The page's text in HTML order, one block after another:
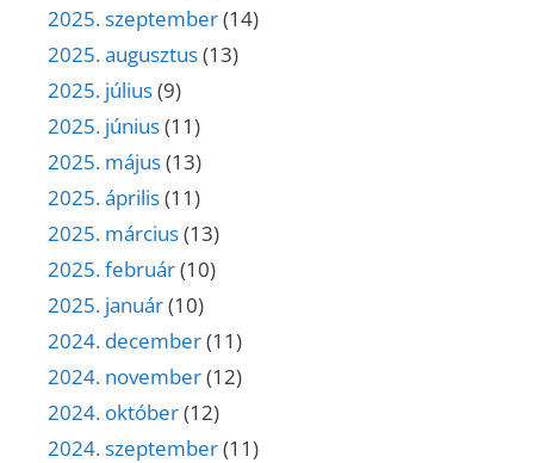
2025. szeptember(14)
2025. augusztus(13)
2025. július(9)
2025. június(11)
2025. május(13)
2025. április(11)
2025. március(13)
2025. február(10)
2025. január(10)
2024. december(11)
2024. november(12)
2024. október(12)
2024. szeptember(11)